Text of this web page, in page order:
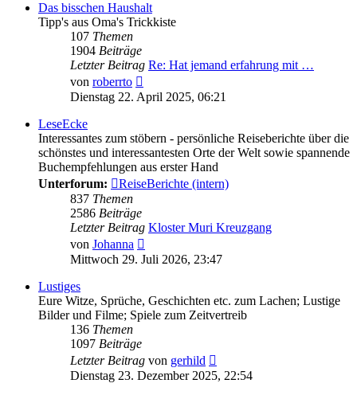
Das bisschen Haushalt
Tipp's aus Oma's Trickkiste
107 Themen
1904 Beiträge
Letzter Beitrag Re: Hat jemand erfahrung mit …
von roberrto
Beitrag
Dienstag 22. April 2025, 06:21
LeseEcke
Interessantes zum stöbern - persönliche Reiseberichte über die
schönstes und interessantesten Orte der Welt sowie spannende
Buchempfehlungen aus erster Hand
Unterforum:
ReiseBerichte (intern)
837 Themen
2586 Beiträge
Letzter Beitrag Kloster Muri Kreuzgang
von Johanna
Beitrag
Mittwoch 29. Juli 2026, 23:47
Lustiges
Eure Witze, Sprüche, Geschichten etc. zum Lachen; Lustige
Bilder und Filme; Spiele zum Zeitvertreib
136 Themen
1097 Beiträge
Letzter Beitrag von gerhild
Beitrag
Dienstag 23. Dezember 2025, 22:54